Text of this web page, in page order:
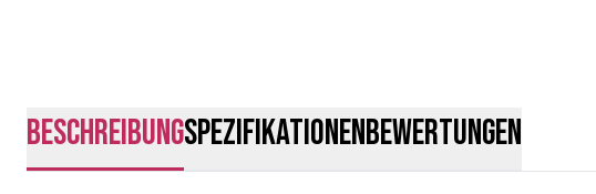
BeschreibungSpezifikationenBewertungen